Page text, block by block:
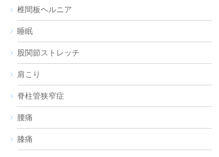
椎間板ヘルニア
睡眠
股関節ストレッチ
肩こり
脊柱管狭窄症
腰痛
膝痛